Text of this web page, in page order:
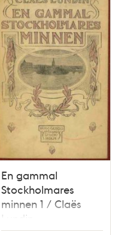
En gammal
Stockholmares
minnen 1 / Claës
Lundin